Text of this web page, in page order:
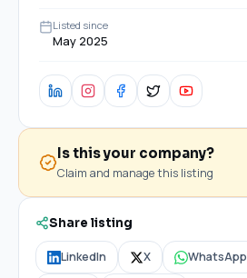
Listed since
May 2025
Is this your company?
Claim and manage this listing
Share listing
LinkedIn X WhatsApp